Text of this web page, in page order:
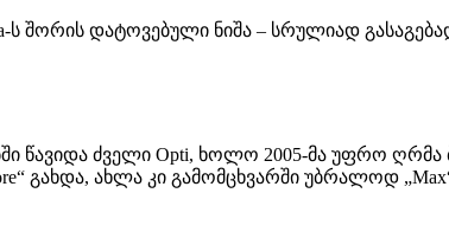
ს შორის დატოვებული ნიშა – სრულიად
წავიდა ძველი Opti, ხოლო 2005-მა უფრო ღრმა
გახდა, ახლა კი გამომცხვარში უბრალოდ